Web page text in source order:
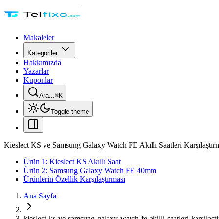
Makaleler
Kategoriler
Hakkımızda
Yazarlar
Kuponlar
Ara...⌘K
Toggle theme
Kieslect KS ve Samsung Galaxy Watch FE Akıllı Saatleri
Ürün 1: Kieslect KS Akıllı Saat
Ürün 2: Samsung Galaxy Watch FE 40mm
Ürünlerin Özellik Karşılaştırması
Ana Sayfa